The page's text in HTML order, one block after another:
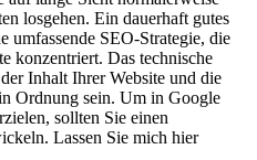
losgehen. Ein dauerhaft gutes
umfassende SEO-Strategie, die
konzentriert. Das technische
Inhalt Ihrer Website und die
Ordnung sein. Um in Google
sollten Sie einen
Lassen Sie mich hier